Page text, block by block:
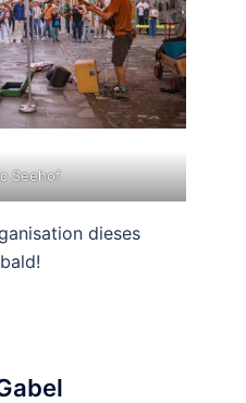
Seehof
dieses